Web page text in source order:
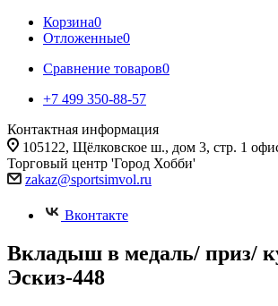
Корзина0
Отложенные0
Сравнение товаров0
+7 499 350-88-57
Контактная информация
105122, Щёлковское ш., дом 3, стр. 1
Торговый центр 'Город Хобби'
zakaz@sportsimvol.ru
Вконтакте
Вкладыш в медаль/ приз/
Эскиз-448